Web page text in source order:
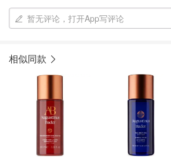
暂无评论，打开App写评论
相似同款